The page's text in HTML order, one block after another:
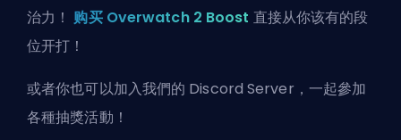
治力！购买 Overwatch 2 Boost 直接从你该有的段
位开打！
或者你也可以加入我們的 Discord Server ，一起參加
各種抽獎活動！